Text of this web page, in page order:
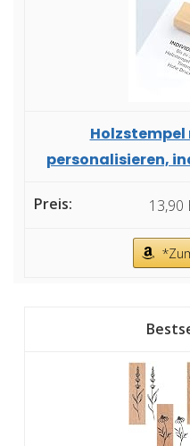
personalisieren,
13,90